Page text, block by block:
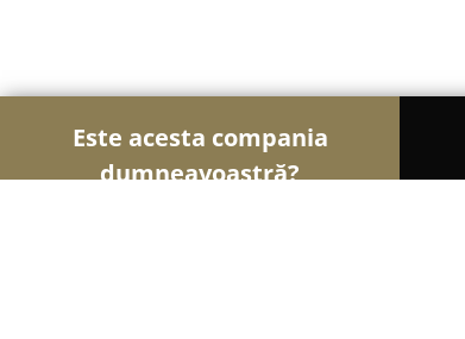
Este acesta compania
dumneavoastră?